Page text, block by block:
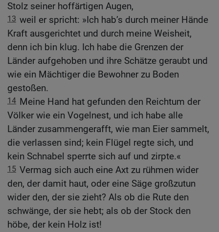
Stolz seiner hoffärtigen Augen,
13 weil er spricht: »Ich hab’s durch meiner Hände
Kraft ausgerichtet und durch meine Weisheit,
denn ich bin klug. Ich habe die Grenzen der
Länder aufgehoben und ihre Schätze geraubt und
wie ein Mächtiger die Bewohner zu Boden
gestoßen.
14 Meine Hand hat gefunden den Reichtum der
Völker wie ein Vogelnest, und ich habe alle
Länder zusammengerafft, wie man Eier sammelt,
die verlassen sind; kein Flügel regte sich, und
kein Schnabel sperrte sich auf und zirpte.«
15 Vermag sich auch eine Axt zu rühmen wider
den, der damit haut, oder eine Säge großzutun
wider den, der sie zieht? Als ob die Rute den
schwänge, der sie hebt; als ob der Stock den
höbe, der kein Holz ist!